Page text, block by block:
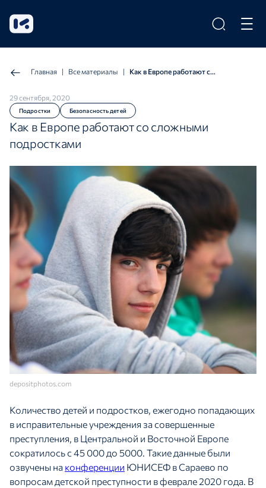
Подростки Безопасность детей
Как в Европе работают со сложными
подростками
29 сентября, 2020
Главная | Все материалы | Как в Европе работают со сложными подростками
depositphotos.com
Количество детей и подростков, ежегодно попадающих
в исправительные учреждения за совершенные
преступления, в Центральной и Восточной Европе
сократилось с 45 000 до 5000. Такие данные были
озвучены на конференции ЮНИСЕФ в Сараево по
вопросам детской преступности в феврале 2020 года. В